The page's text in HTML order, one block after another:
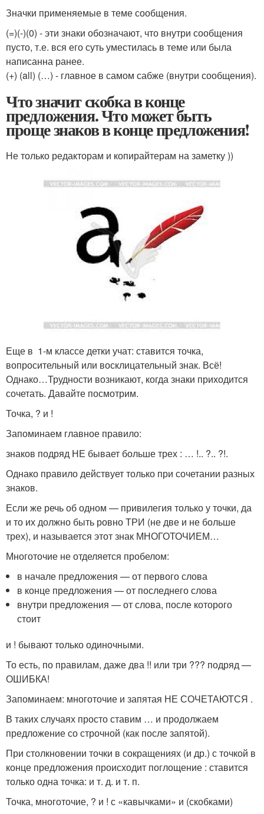
Значки применяемые в теме сообщения.
(=)(-)(0) - эти знаки обозначают, что внутри сообщения
пусто, т.е. вся его суть уместилась в теме или была
написанна ранее.
(+) (all) (…) - главное в самом сабже (внутри сообщения).
Что значит скобка в конце
предложения. Что может быть
проще знаков в конце предложения!
Не только редакторам и копирайтерам на заметку ))
Еще в ­­ 1-м классе детки учат: ставится точка,
вопросительный или восклицательный знак. Всё!
Однако…Трудности возникают, когда знаки приходится
сочетать. Давайте посмотрим.
Точка, ? и !
Запоминаем главное правило:
знаков подряд НЕ бывает больше трех : … !.. ?.. ?!.
Однако правило действует только при сочетании разных
знаков.
Если же речь об одном — привилегия только у точки, да
и то их должно быть ровно ТРИ (не две и не больше
трех), и называется этот знак МНОГОТОЧИЕМ…
Многоточие не отделяется пробелом:
в начале предложения — от первого слова
в конце предложения — от последнего слова
внутри предложения — от слова, после которого
стоит
и ! бывают только одиночными.
То есть, по правилам, даже два !! или три ??? подряд —
ОШИБКА!
Запоминаем: многоточие и запятая НЕ СОЧЕТАЮТСЯ .
В таких случаях просто ставим … и продолжаем
предложение со строчной (как после запятой).
При столкновении точки в сокращениях (и др.) с точкой в
конце предложения происходит поглощение : ставится
только одна точка: и т. д. и т. п.
Точка, многоточие, ? и ! с «кавычками» и (скобками)